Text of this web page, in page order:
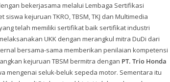
bekerjasama melalui Lembaga Sertifikasi
kejuruan TKRO, TBSM, TKJ dan Multimedia
telah memiliki sertifikat baik sertifikat industri
UKK dengan merangkul mitra DuDi dari
bersama-sama memberikan penilaian kompetensi
kejuruan TBSM bermitra dengan PT. Trio Honda
mengenai seluk-beluk sepeda motor. Sementara itu